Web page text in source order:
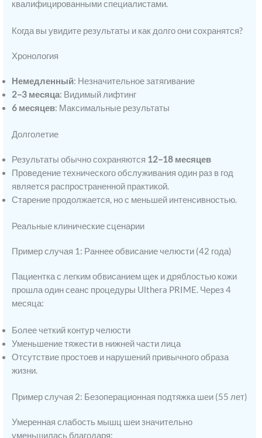
квалифицированными специалистами.
Когда вы увидите результаты и как долго они сохранятся?
Хронология
Немедленный: Незначительное затягивание
2–3 месяца: Видимый лифтинг
6 месяцев: Максимальные результаты
Долголетие
Результаты обычно сохраняются 12–18 месяцев
Проведение технического обслуживания один раз в год
является распространенной практикой.
Старение продолжается, но с меньшей интенсивностью.
Реальные клинические сценарии
Пример случая 1: Раннее обвисание челюсти (42 года)
Пациентка с легким обвисанием щек и дряблостью кожи
прошла один сеанс процедуры Ulthera PRIME. Через 4
месяца:
Более четкий контур челюсти
Уменьшение тяжести в нижней части лица
Отсутствие простоев и нарушений привычного образа
жизни.
Пример случая 2: Безоперационная подтяжка шеи (55 лет)
Умеренная слабость мышц шеи значительно
уменьшилась благодаря: